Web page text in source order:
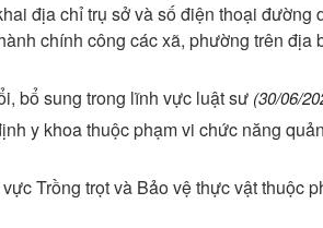
địa chỉ trụ sở và số điện thoại đường
chính công các xã, phường trên địa
bổ sung trong lĩnh vực luật sư (30/06/
y khoa thuộc phạm vi chức năng
Trồng trọt và Bảo vệ thực vật thuộc